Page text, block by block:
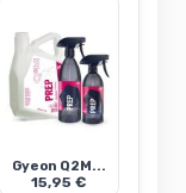
Gyeon Q2M...
15,95 €